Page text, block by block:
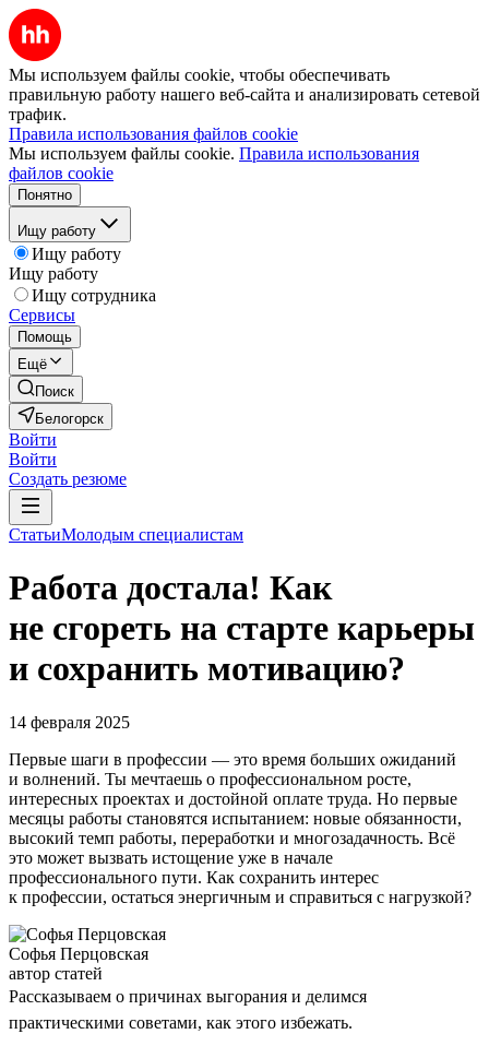
Мы используем файлы cookie, чтобы обеспечивать
правильную работу нашего веб-сайта и анализировать сетевой
трафик.
Правила использования файлов cookie
Мы используем файлы cookie. Правила использования
файлов cookie
Понятно
Ищу работу
Ищу работу
Ищу работу
Ищу сотрудника
Сервисы
Помощь
Ещё
Поиск
Белогорск
Войти
Войти
Создать резюме
СтатьиМолодым специалистам
Работа достала! Как
не сгореть на старте карьеры
и сохранить мотивацию?
14 февраля 2025
Первые шаги в профессии — это время больших ожиданий
и волнений. Ты мечтаешь о профессиональном росте,
интересных проектах и достойной оплате труда. Но первые
месяцы работы становятся испытанием: новые обязанности,
высокий темп работы, переработки и многозадачность. Всё
это может вызвать истощение уже в начале
профессионального пути. Как сохранить интерес
к профессии, остаться энергичным и справиться с нагрузкой?
Софья Перцовская
автор статей
Рассказываем о причинах выгорания и делимся
практическими советами, как этого избежать.